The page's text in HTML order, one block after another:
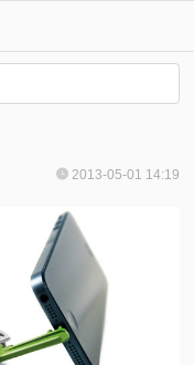
2013-05-01 14:19